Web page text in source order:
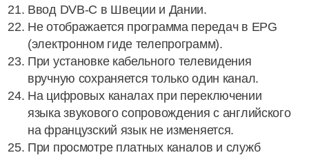
Ввод DVB-C в Швеции и Дании.
Не отображается программа передач в EPG
(электронном гиде телепрограмм).
При установке кабельного телевидения
вручную сохраняется только один канал.
На цифровых каналах при переключении
языка звукового сопровождения с английского
на французский язык не изменяется.
При просмотре платных каналов и служб